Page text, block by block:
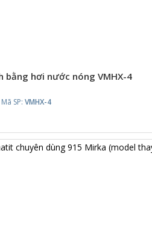
bằng hơi nước nóng VMHX-4
Mã SP: VMHX-4